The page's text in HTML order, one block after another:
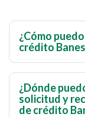
¿Cómo
crédito
Si eres cliente
crédito Visa o
Banca por
Crédito.
¿Dónde
solicitud y
de crédito